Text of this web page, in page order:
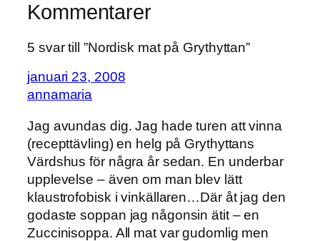
Kommentarer
5 svar till ”Nordisk mat på Grythyttan”
januari 23, 2008
annamaria
Jag avundas dig. Jag hade turen att vinna
(recepttävling) en helg på Grythyttans
Värdshus för några år sedan. En underbar
upplevelse – även om man blev lätt
klaustrofobisk i vinkällaren…Där åt jag den
godaste soppan jag någonsin ätit – en
Zuccinisoppa. All mat var gudomlig men